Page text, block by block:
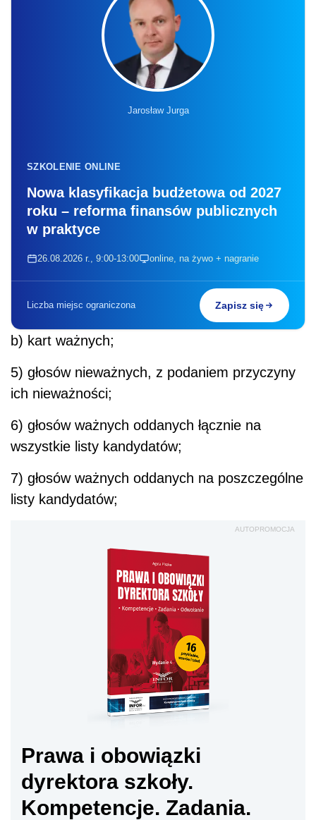
Jarosław Jurga
SZKOLENIE ONLINE
Nowa klasyfikacja budżetowa od 2027
roku – reforma finansów publicznych
w praktyce
26.08.2026 r., 9:00-13:00 online, na żywo + nagranie
Liczba miejsc ograniczona Zapisz się
b) kart ważnych;
5) głosów nieważnych, z podaniem przyczyny
ich nieważności;
6) głosów ważnych oddanych łącznie na
wszystkie listy kandydatów;
7) głosów ważnych oddanych na poszczególne
listy kandydatów;
AUTOPROMOCJA
Prawa i obowiązki
dyrektora szkoły.
Kompetencje. Zadania.